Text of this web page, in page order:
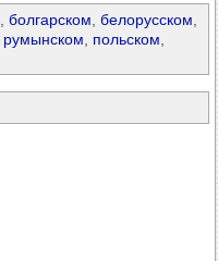
болгарском белорусском
румынском польском